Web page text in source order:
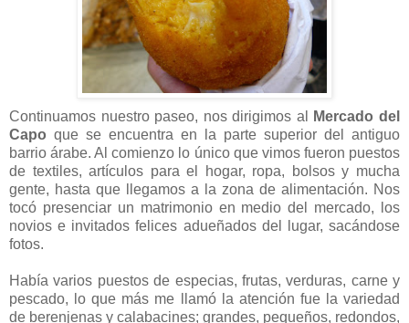
Continuamos nuestro paseo, nos dirigimos al
Mercado del
Capo que se encuentra en la parte superior del antiguo
barrio árabe. Al comienzo lo único que vimos fueron puestos
de textiles, artículos para el hogar, ropa, bolsos y mucha
gente, hasta que llegamos a la zona de alimentación. Nos
tocó presenciar un matrimonio en medio del mercado, los
novios e invitados felices adueñados del lugar, sacándose
fotos.
Había varios puestos de especias, frutas, verduras, carne y
pescado, lo que más me llamó la atención fue la variedad
de berenjenas y calabacines; grandes, pequeños, redondos,